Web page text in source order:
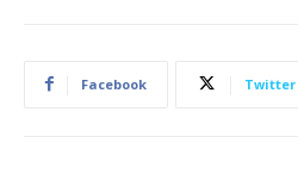
Facebook Twitter